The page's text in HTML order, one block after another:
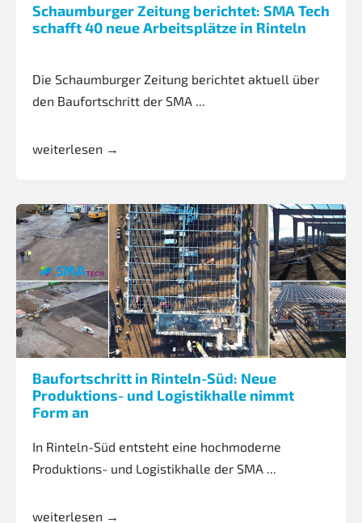
Schaumburger Zeitung berichtet: SMA Tech
schafft 40 neue Arbeitsplätze in Rinteln
Die Schaumburger Zeitung berichtet aktuell über
den Baufortschritt der SMA ...
weiterlesen →
Baufortschritt in Rinteln-Süd: Neue
Produktions- und Logistikhalle nimmt
Form an
In Rinteln-Süd entsteht eine hochmoderne
Produktions- und Logistikhalle der SMA ...
weiterlesen →